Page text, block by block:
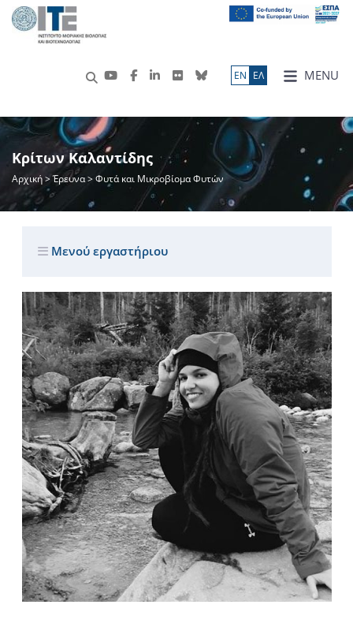
MENU
ΕN ΕΛ
Κρίτων Καλαντίδης
Αρχική>Έρευνα> Φυτά και Μικροβίομα Φυτών
Μενού εργαστήριου